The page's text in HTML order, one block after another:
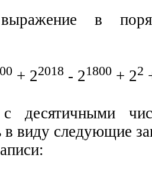
в
+ 22018 - 21800 + 22
десятичными
в виду следующие